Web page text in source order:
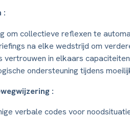
:
om collectieve reflexen te
na elke wedstrijd om
vertrouwen in elkaars
ondersteuning tijdens
:
verbale codes voor